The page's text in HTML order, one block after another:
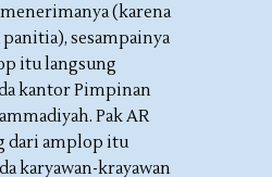
(karena
sesampainya
itu langsung
kantor Pimpinan
Pak AR
dari amplop itu
karyawan-krayawan